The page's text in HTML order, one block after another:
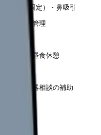
場合の固定）・鼻吸引
ー吸入の管理
施
と滅菌・昼食休憩
続き
導・補聴器相談の補助